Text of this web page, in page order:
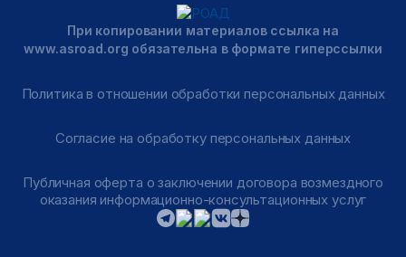
При копировании материалов ссылка на
www.asroad.org обязательна в формате гиперссылки
Политика в отношении обработки персональных данных
Согласие на обработку персональных данных
Публичная оферта о заключении договора возмездного
оказания информационно-консультационных услуг